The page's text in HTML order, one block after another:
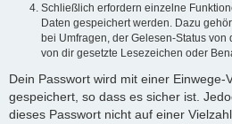
Schließlich erfordern einzelne
Daten gespeichert werden. Dazu
bei Umfragen, der Gelesen-Status
von dir gesetzte Lesezeichen oder
Dein Passwort wird mit einer Einwege-
gespeichert, so dass es sicher ist.
dieses Passwort nicht auf einer